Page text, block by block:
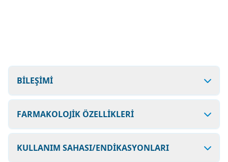
BİLEŞİMİ
FARMAKOLOJİK ÖZELLİKLERİ
KULLANIM SAHASI/ENDİKASYONLARI